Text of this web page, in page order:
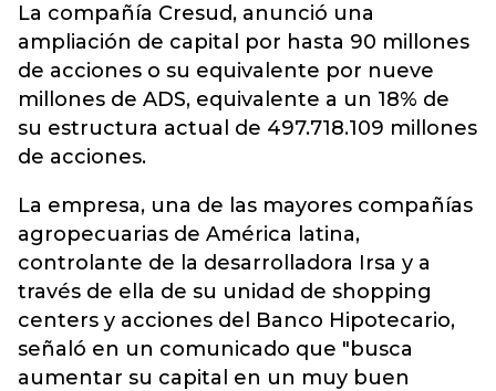
La compañía Cresud, anunció una
ampliación de capital por hasta 90 millones
de acciones o su equivalente por nueve
millones de ADS, equivalente a un 18% de
su estructura actual de 497.718.109 millones
de acciones.
La empresa, una de las mayores compañías
agropecuarias de América latina,
controlante de la desarrolladora Irsa y a
través de ella de su unidad de shopping
centers y acciones del Banco Hipotecario,
señaló en un comunicado que "busca
aumentar su capital en un muy buen